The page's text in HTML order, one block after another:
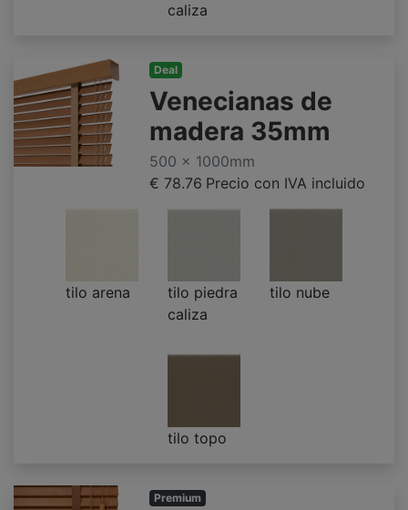
caliza
Deal
Venecianas de
madera 35mm
500 x 1000mm
€ 78.76 Precio con IVA incluido
tilo arena
tilo piedra
caliza
tilo nube
tilo topo
Premium